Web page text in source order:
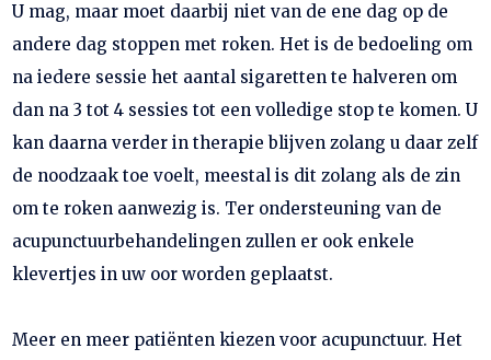
U mag, maar moet daarbij niet van de ene dag op de
andere dag stoppen met roken. Het is de bedoeling om
na iedere sessie het aantal sigaretten te halveren om
dan na 3 tot 4 sessies tot een volledige stop te komen. U
kan daarna verder in therapie blijven zolang u daar zelf
de noodzaak toe voelt, meestal is dit zolang als de zin
om te roken aanwezig is. Ter ondersteuning van de
acupunctuurbehandelingen zullen er ook enkele
klevertjes in uw oor worden geplaatst.
Meer en meer patiënten kiezen voor acupunctuur. Het